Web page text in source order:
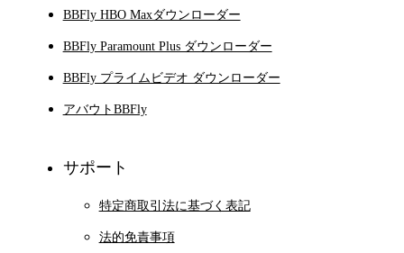
BBFly HBO Maxダウンローダー
BBFly Paramount Plus ダウンローダー
BBFly プライムビデオ ダウンローダー
アバウトBBFly
サポート
特定商取引法に基づく表記
法的免責事項